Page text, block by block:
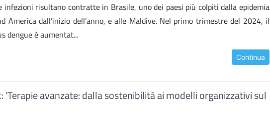
risultano contratte in Brasile, uno dei paesi più colpiti dalla epidemia
America dall’inizio dell’anno, e alle Maldive. Nel primo trimestre del 2024, il
dengue è aumentat...
Continua
avanzate: dalla sostenibilità ai modelli organizzativi sul